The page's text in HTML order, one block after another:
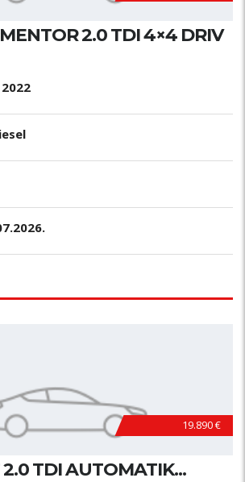
2.0 TDI 4×4 DRIV
2022
19.890 €
TDI AUTOMATIK...